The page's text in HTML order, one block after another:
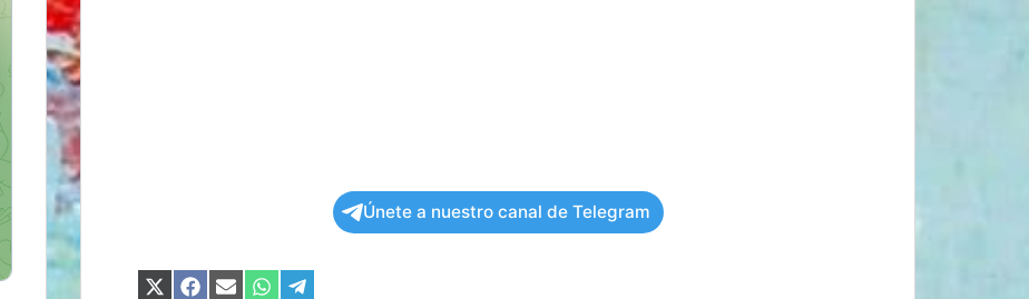
Únete a nuestro canal de Telegram
COMPARTIRCOMPARTIRCOMPARTIR
COMPARTIRCOMPARTIR